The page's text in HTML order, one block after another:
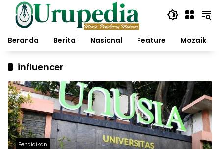
Langsung
konten
Beranda
Berita Nasional Feature Mozaik
influencer
Pendidikan